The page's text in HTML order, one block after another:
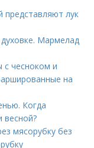
представляют лук
Мармелад
чесноком и
на
Когда
весной?
мясорубку без